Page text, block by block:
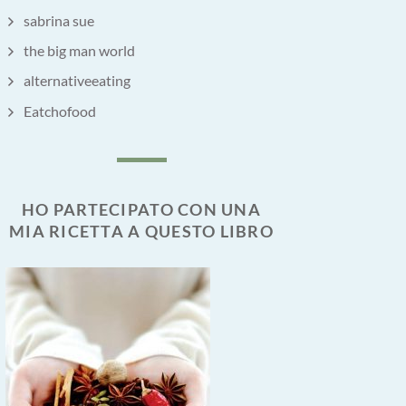
sabrina sue
the big man world
alternativeeating
Eatchofood
HO PARTECIPATO CON UNA
MIA RICETTA A QUESTO LIBRO